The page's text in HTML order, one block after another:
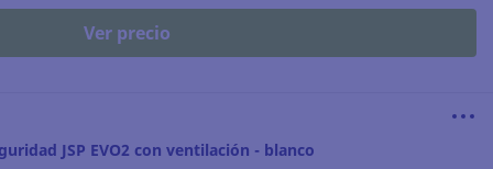
Ver precio
JSP EVO2 con ventilación - blanco